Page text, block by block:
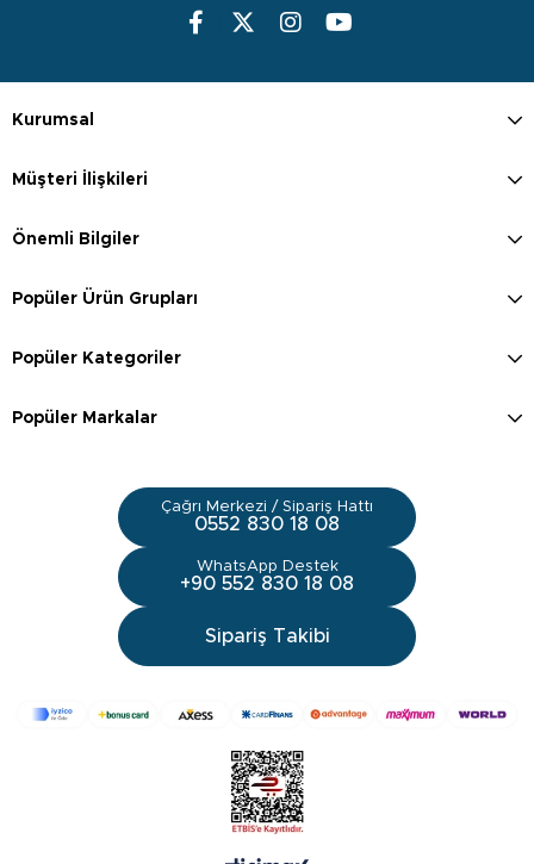
Kurumsal
Müşteri İlişkileri
Önemli Bilgiler
Popüler Ürün Grupları
Popüler Kategoriler
Popüler Markalar
Çağrı Merkezi / Sipariş Hattı
0552 830 18 08
WhatsApp Destek
+90 552 830 18 08
Sipariş Takibi